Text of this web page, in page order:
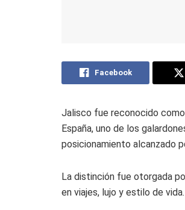
Facebook
Jalisco fue reconocido
España, uno de los
posicionamiento alcanzado
La distinción fue otorgada
en viajes, lujo y estilo de vida.